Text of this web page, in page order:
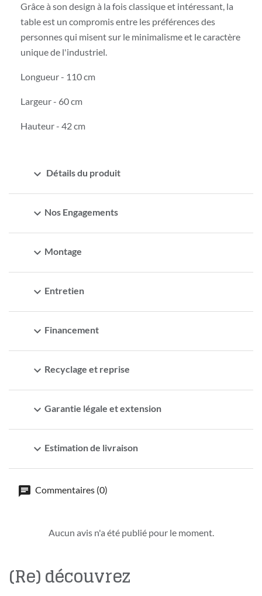
Grâce à son design à la fois classique et intéressant, la
table est un compromis entre les préférences des
personnes qui misent sur le minimalisme et le caractère
unique de l'industriel.
Longueur - 110 cm
Largeur - 60 cm
Hauteur - 42 cm
expand_more Détails du produit
expand_more Nos Engagements
expand_more Montage
expand_more Entretien
expand_more Financement
expand_more Recyclage et reprise
expand_more Garantie légale et extension
expand_more Estimation de livraison
Commentaires (0)
Aucun avis n'a été publié pour le moment.
(Re) découvrez